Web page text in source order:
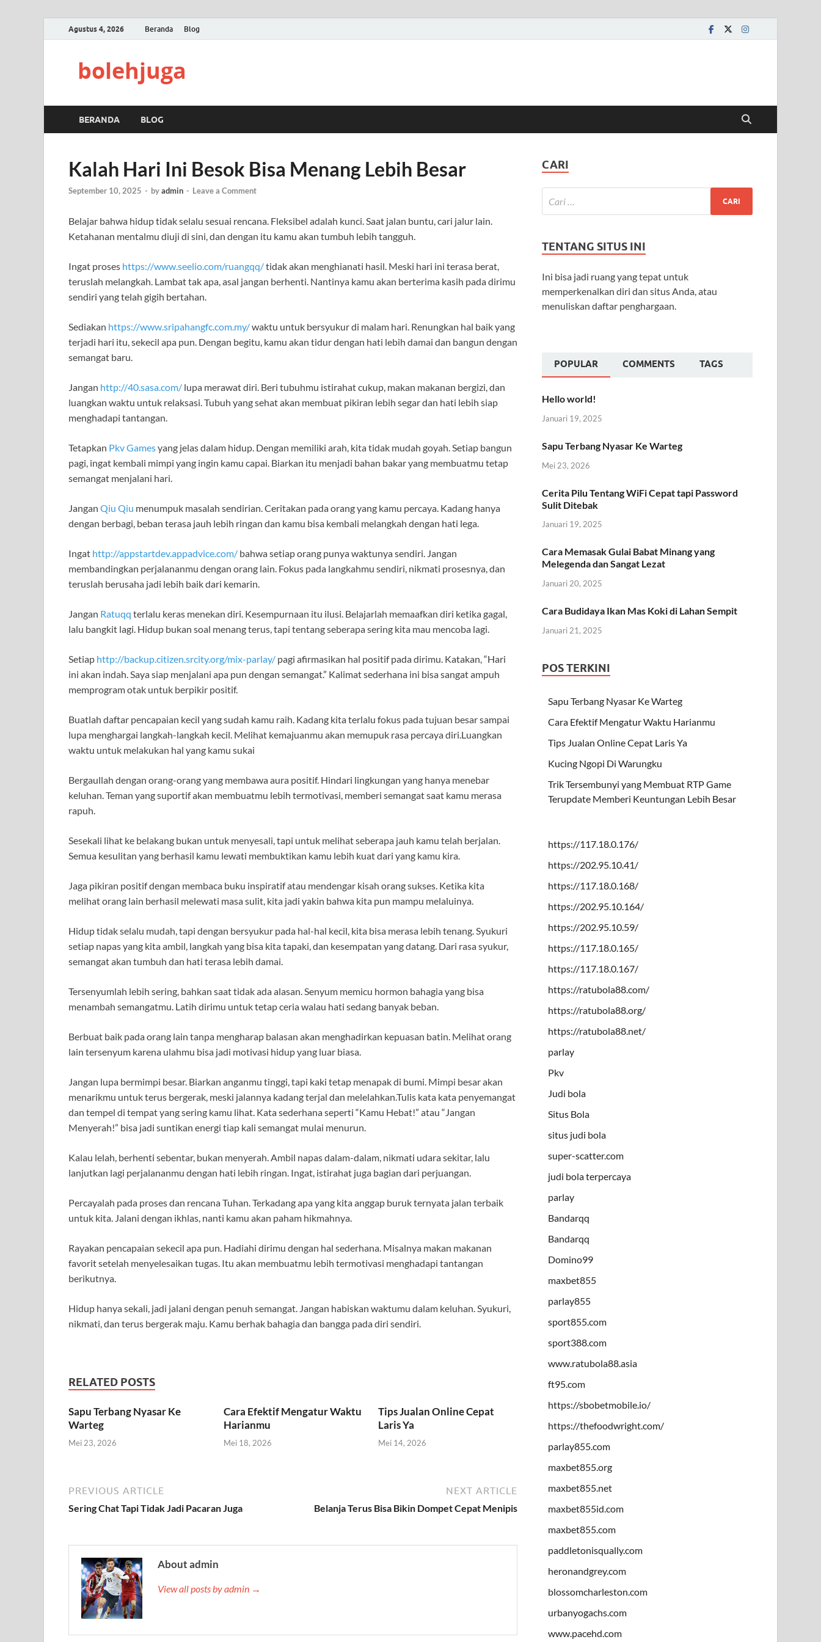
Agustus 4, 2026 Beranda Blog
bolehjuga
BERANDA BLOG
Kalah Hari Ini Besok Bisa Menang Lebih Besar
September 10, 2025 - byadmin - Leave a Comment
Belajar bahwa hidup tidak selalu sesuai rencana. Fleksibel adalah kunci. Saat jalan buntu, cari jalur lain.
Ketahanan mentalmu diuji di sini, dan dengan itu kamu akan tumbuh lebih tangguh.
Ingat proses https://www.seelio.com/ruangqq/tidak akan menghianati hasil. Meski hari ini terasa berat,
teruslah melangkah. Lambat tak apa, asal jangan berhenti. Nantinya kamu akan berterima kasih pada dirimu
sendiri yang telah gigih bertahan.
Sediakan https://www.sripahangfc.com.my/waktu untuk bersyukur di malam hari. Renungkan hal baik yang
terjadi hari itu, sekecil apa pun. Dengan begitu, kamu akan tidur dengan hati lebih damai dan bangun dengan
semangat baru.
Jangan http://40.sasa.com/ lupa merawat diri. Beri tubuhmu istirahat cukup, makan makanan bergizi, dan
luangkan waktu untuk relaksasi. Tubuh yang sehat akan membuat pikiran lebih segar dan hati lebih siap
menghadapi tantangan.
Tetapkan Pkv Gamesyang jelas dalam hidup. Dengan memiliki arah, kita tidak mudah goyah. Setiap bangun
pagi, ingat kembali mimpi yang ingin kamu capai. Biarkan itu menjadi bahan bakar yang membuatmu tetap
semangat menjalani hari.
Jangan Qiu Qiu menumpuk masalah sendirian. Ceritakan pada orang yang kamu percaya. Kadang hanya
dengan berbagi, beban terasa jauh lebih ringan dan kamu bisa kembali melangkah dengan hati lega.
Ingat http://appstartdev.appadvice.com/ bahwa setiap orang punya waktunya sendiri. Jangan
membandingkan perjalananmu dengan orang lain. Fokus pada langkahmu sendiri, nikmati prosesnya, dan
teruslah berusaha jadi lebih baik dari kemarin.
Jangan Ratuqq terlalu keras menekan diri. Kesempurnaan itu ilusi. Belajarlah memaafkan diri ketika gagal,
lalu bangkit lagi. Hidup bukan soal menang terus, tapi tentang seberapa sering kita mau mencoba lagi.
Setiap http://backup.citizen.srcity.org/mix-parlay/ pagi afirmasikan hal positif pada dirimu. Katakan, “Hari
ini akan indah. Saya siap menjalani apa pun dengan semangat.” Kalimat sederhana ini bisa sangat ampuh
memprogram otak untuk berpikir positif.
Buatlah daftar pencapaian kecil yang sudah kamu raih. Kadang kita terlalu fokus pada tujuan besar sampai
lupa menghargai langkah-langkah kecil. Melihat kemajuanmu akan memupuk rasa percaya diri.Luangkan
waktu untuk melakukan hal yang kamu sukai
Bergaullah dengan orang-orang yang membawa aura positif. Hindari lingkungan yang hanya menebar
keluhan. Teman yang suportif akan membuatmu lebih termotivasi, memberi semangat saat kamu merasa
rapuh.
Sesekali lihat ke belakang bukan untuk menyesali, tapi untuk melihat seberapa jauh kamu telah berjalan.
Semua kesulitan yang berhasil kamu lewati membuktikan kamu lebih kuat dari yang kamu kira.
Jaga pikiran positif dengan membaca buku inspiratif atau mendengar kisah orang sukses. Ketika kita
melihat orang lain berhasil melewati masa sulit, kita jadi yakin bahwa kita pun mampu melaluinya.
Hidup tidak selalu mudah, tapi dengan bersyukur pada hal-hal kecil, kita bisa merasa lebih tenang. Syukuri
setiap napas yang kita ambil, langkah yang bisa kita tapaki, dan kesempatan yang datang. Dari rasa syukur,
semangat akan tumbuh dan hati terasa lebih damai.
Tersenyumlah lebih sering, bahkan saat tidak ada alasan. Senyum memicu hormon bahagia yang bisa
menambah semangatmu. Latih dirimu untuk tetap ceria walau hati sedang banyak beban.
Berbuat baik pada orang lain tanpa mengharap balasan akan menghadirkan kepuasan batin. Melihat orang
lain tersenyum karena ulahmu bisa jadi motivasi hidup yang luar biasa.
Jangan lupa bermimpi besar. Biarkan anganmu tinggi, tapi kaki tetap menapak di bumi. Mimpi besar akan
menarikmu untuk terus bergerak, meski jalannya kadang terjal dan melelahkan.Tulis kata kata penyemangat
dan tempel di tempat yang sering kamu lihat. Kata sederhana seperti “Kamu Hebat!” atau “Jangan
Menyerah!” bisa jadi suntikan energi tiap kali semangat mulai menurun.
Kalau lelah, berhenti sebentar, bukan menyerah. Ambil napas dalam-dalam, nikmati udara sekitar, lalu
lanjutkan lagi perjalananmu dengan hati lebih ringan. Ingat, istirahat juga bagian dari perjuangan.
Percayalah pada proses dan rencana Tuhan. Terkadang apa yang kita anggap buruk ternyata jalan terbaik
untuk kita. Jalani dengan ikhlas, nanti kamu akan paham hikmahnya.
Rayakan pencapaian sekecil apa pun. Hadiahi dirimu dengan hal sederhana. Misalnya makan makanan
favorit setelah menyelesaikan tugas. Itu akan membuatmu lebih termotivasi menghadapi tantangan
berikutnya.
Hidup hanya sekali, jadi jalani dengan penuh semangat. Jangan habiskan waktumu dalam keluhan. Syukuri,
nikmati, dan terus bergerak maju. Kamu berhak bahagia dan bangga pada diri sendiri.
RELATED POSTS
Sapu Terbang Nyasar Ke
Warteg
Mei 23, 2026
Cara Efektif Mengatur Waktu
Harianmu
Mei 18, 2026
Tips Jualan Online Cepat
Laris Ya
Mei 14, 2026
PREVIOUS ARTICLE
Sering Chat Tapi Tidak Jadi Pacaran Juga
NEXT ARTICLE
Belanja Terus Bisa Bikin Dompet Cepat Menipis
About admin
View all posts by admin →
CARI
TENTANG SITUS INI
Ini bisa jadi ruang yang tepat untuk
memperkenalkan diri dan situs Anda, atau
menuliskan daftar penghargaan.
POPULAR COMMENTS TAGS
Hello world!
Januari 19, 2025
Sapu Terbang Nyasar Ke Warteg
Mei 23, 2026
Cerita Pilu Tentang WiFi Cepat tapi Password
Sulit Ditebak
Januari 19, 2025
Cara Memasak Gulai Babat Minang yang
Melegenda dan Sangat Lezat
Januari 20, 2025
Cara Budidaya Ikan Mas Koki di Lahan Sempit
Januari 21, 2025
POS TERKINI
Sapu Terbang Nyasar Ke Warteg
Cara Efektif Mengatur Waktu Harianmu
Tips Jualan Online Cepat Laris Ya
Kucing Ngopi Di Warungku
Trik Tersembunyi yang Membuat RTP Game
Terupdate Memberi Keuntungan Lebih Besar
https://117.18.0.176/
https://202.95.10.41/
https://117.18.0.168/
https://202.95.10.164/
https://202.95.10.59/
https://117.18.0.165/
https://117.18.0.167/
https://ratubola88.com/
https://ratubola88.org/
https://ratubola88.net/
parlay
Pkv
Judi bola
Situs Bola
situs judi bola
super-scatter.com
judi bola terpercaya
parlay
Bandarqq
Bandarqq
Domino99
maxbet855
parlay855
sport855.com
sport388.com
www.ratubola88.asia
ft95.com
https://sbobetmobile.io/
https://thefoodwright.com/
parlay855.com
maxbet855.org
maxbet855.net
maxbet855id.com
maxbet855.com
paddletonisqually.com
heronandgrey.com
blossomcharleston.com
urbanyogachs.com
www.pacehd.com